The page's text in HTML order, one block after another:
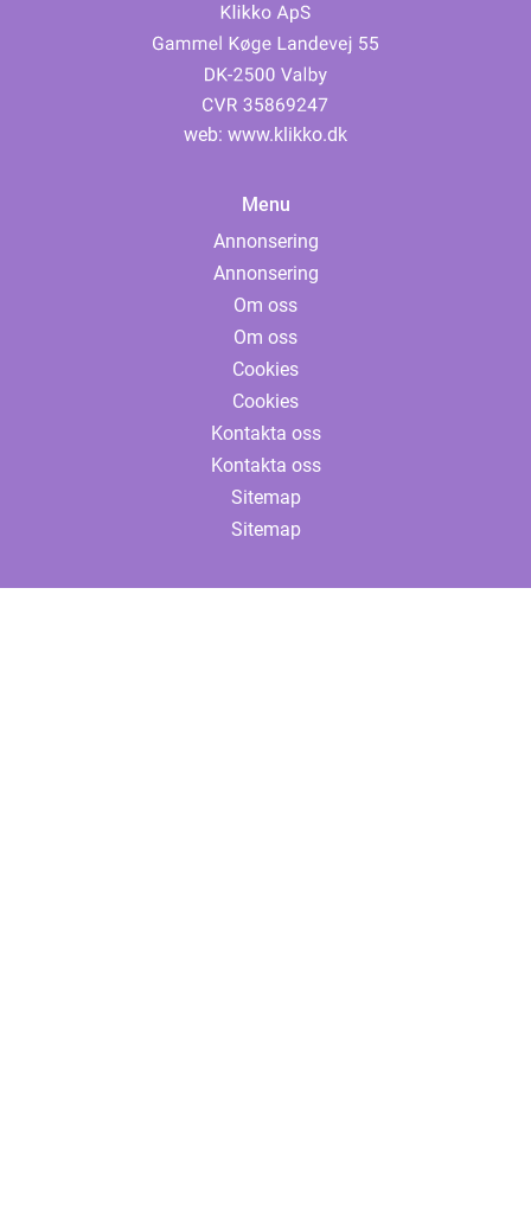
web: www.klikko.dk
Menu
Annonsering
Annonsering
Om oss
Om oss
Cookies
Cookies
Kontakta oss
Kontakta oss
Sitemap
Sitemap